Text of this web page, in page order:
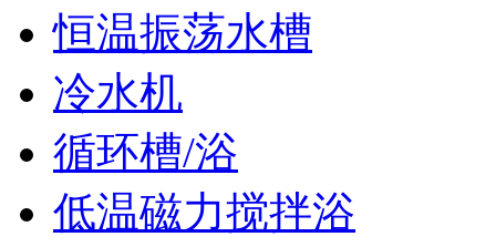
恒温振荡水槽
冷水机
循环槽/浴
低温磁力搅拌浴